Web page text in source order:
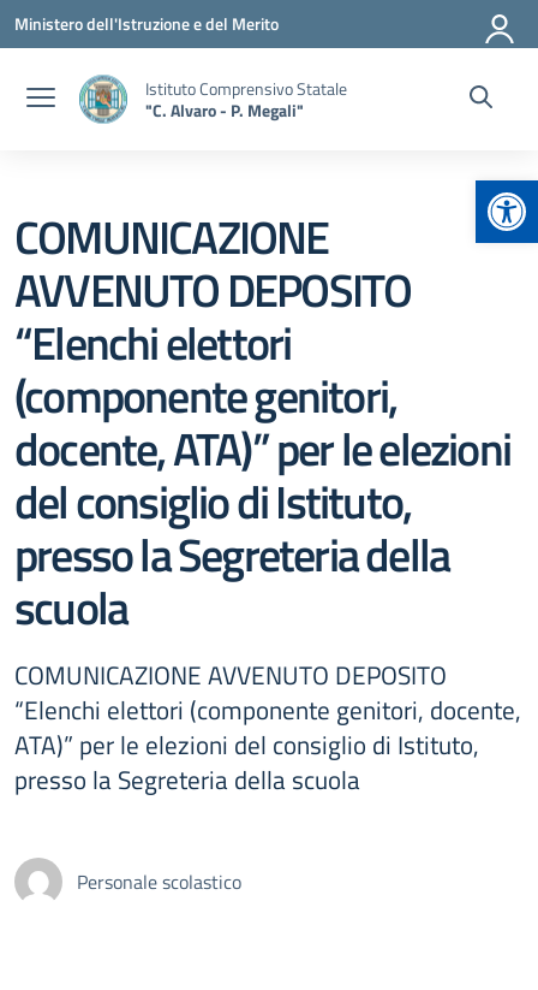
Vai ai contenuti
Vai al menu di navigazione
Vai al footer
Ministero dell'Istruzione e del Merito
Istituto Comprensivo Statale
"C. Alvaro - P. Megali"
COMUNICAZIONE
AVVENUTO DEPOSITO
“Elenchi elettori
(componente genitori,
docente, ATA)” per le elezioni
del consiglio di Istituto,
presso la Segreteria della
scuola
COMUNICAZIONE AVVENUTO DEPOSITO
“Elenchi elettori (componente genitori, docente,
ATA)” per le elezioni del consiglio di Istituto,
presso la Segreteria della scuola
Personale scolastico